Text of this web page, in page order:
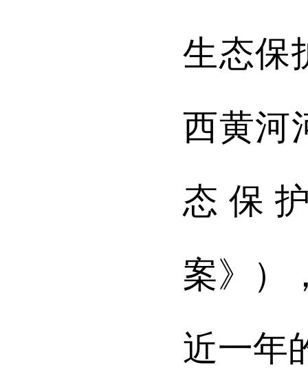
生态保
西黄河
态保
案》）
近一年